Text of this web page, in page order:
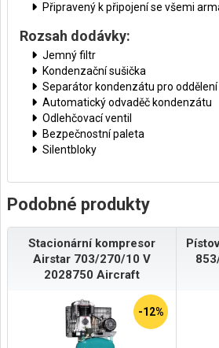
Připravený k připojení se všemi
Rozsah dodávky:
Jemný filtr
Kondenzační sušička
Separátor kondenzátu pro oddělení
Automatický odvaděč kondenzátu
Odlehčovací ventil
Bezpečnostní paleta
Silentbloky
Podobné produkty
Stacionární kompresor
Airstar 703/270/10 V
2028750 Aircraft
-12%